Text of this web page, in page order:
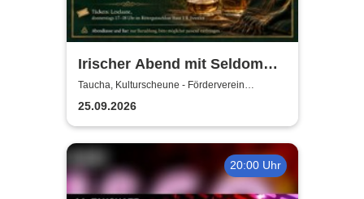
Irischer Abend mit Seldom
Sober Company | Live-Musik
& Whisky in der
Kulturscheune Taucha
Taucha, Kulturscheune - Förderverein
Rittergutschloss Taucha e.V.
25.09.2026
20:00 Uhr